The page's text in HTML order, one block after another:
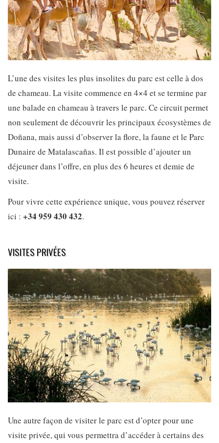
L’une des visites les plus insolites du parc est celle à dos
de chameau. La visite commence en 4×4 et se termine par
une balade en chameau à travers le parc. Ce circuit permet
non seulement de découvrir les principaux écosystèmes de
Doñana, mais aussi d’observer la flore, la faune et le Parc
Dunaire de Matalascañas. Il est possible d’ajouter un
déjeuner dans l’offre, en plus des 6 heures et demie de
visite.
Pour vivre cette expérience unique, vous pouvez réserver
ici : +34 959 430 432.
VISITES PRIVÉES
Une autre façon de visiter le parc est d’opter pour une
visite privée, qui vous permettra d’accéder à certains des